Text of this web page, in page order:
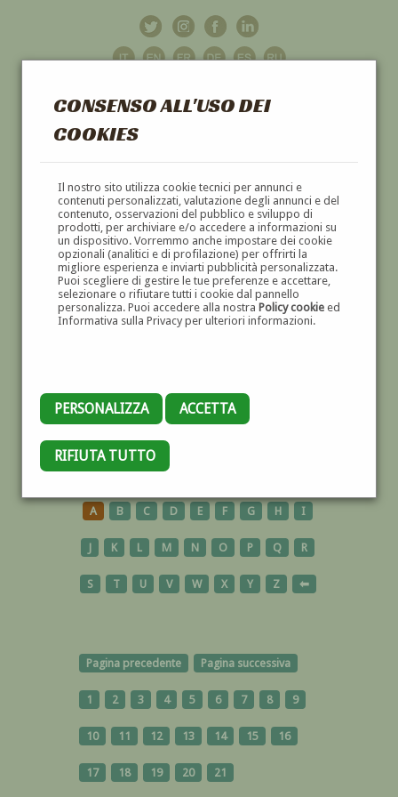
CONSENSO ALL'USO DEI
COOKIES
Il nostro sito utilizza cookie tecnici per annunci e
contenuti personalizzati, valutazione degli annunci e del
contenuto, osservazioni del pubblico e sviluppo di
prodotti, per archiviare e/o accedere a informazioni su
un dispositivo. Vorremmo anche impostare dei cookie
opzionali (analitici e di profilazione) per offrirti la
migliore esperienza e inviarti pubblicità personalizzata.
Puoi scegliere di gestire le tue preferenze e accettare,
selezionare o rifiutare tutti i cookie dal pannello
personalizza. Puoi accedere alla nostra Policy cookieed
Informativa sulla Privacy per ulteriori informazioni.
PERSONALIZZA ACCETTA
RIFIUTA TUTTO
GALLERIAD'ARTE
DIPINTI E SCULTURE '800 E '900
AUTORI
A B C D E F G H I
J K L M N O P Q R
S T U V W X Y Z ⬅
Pagina precedente Pagina successiva
1 2 3 4 5 6 7 8 9
10 11 12 13 14 15 16
17 18 19 20 21